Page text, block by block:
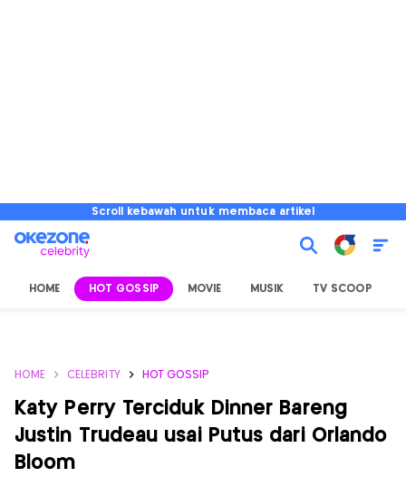
Scroll kebawah untuk membaca artikel
HOME HOT GOSSIP MOVIE MUSIK TV SCOOP
HOME CELEBRITY HOT GOSSIP
Katy Perry Terciduk Dinner Bareng
Justin Trudeau usai Putus dari Orlando
Bloom